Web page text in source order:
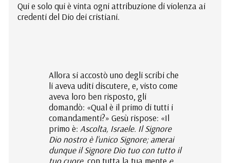
Qui e solo qui è vinta ogni attribuzione di violenza ai
credenti del Dio dei cristiani.
Allora si accostò uno degli scribi che
li aveva uditi discutere, e, visto come
aveva loro ben risposto, gli
domandò: «Qual è il primo di tutti i
comandamenti?» Gesù rispose: «Il
primo è: Ascolta, Israele. Il Signore
Dio nostro è l’unico Signore; amerai
dunque il Signore Dio tuo con tutto il
tuo cuore, con tutta la tua mente e